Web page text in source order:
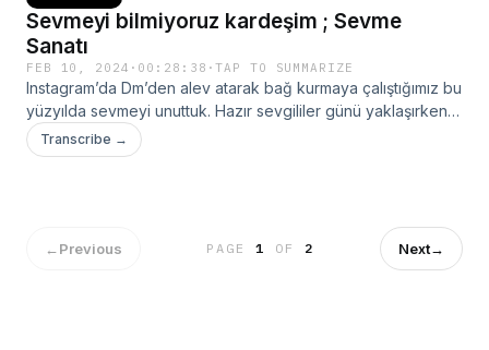
Sevmeyi bilmiyoruz kardeşim ; Sevme
Sanatı
FEB 10, 2024 · 00:28:38 ·TAP TO SUMMARIZE
Instagram’da Dm’den alev atarak bağ kurmaya çalıştığımız bu
yüzyılda sevmeyi unuttuk. Hazır sevgililer günü yaklaşırken
sevmeyi yeniden öğretecek bir bölüm. Online terapi
uygulaması Salus’da %10 indirim kodunuz ; BIZSIZIARIYCAZ10
Instagram ; https://www.instagram.com/salusbenimle?
igsh=dDI2YXVhbnQxZ2Vu
Transcribe →
←Previous PAGE1 OF 2 Next→